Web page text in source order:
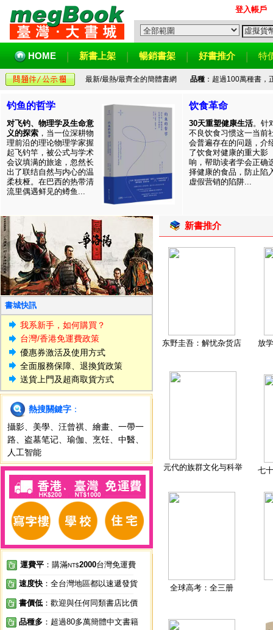
登入帳戶
HOME 新書上架 暢銷書架 好書推介 特
最新/最熱/最齊全的簡體書網 品種：超過100萬種書，
钓鱼的哲学
对飞钓、物理学及生命意
义的探索 ，当一位深耕物
理前沿的理论物理学家握
起飞钓竿，被公式与学术
会议填满的旅途，忽然长
出了联结自然与内心的温
柔枝桠。在巴西的热带清
流里偶遇鲜见的鳟鱼...
饮食革命
30天重塑健康生活。针
不良饮食习惯这一当前
会普遍存在的问题，介
了饮食对健康的重大影
响，帮助读者学会正确
择健康的食品，防止陷
虚假营销的陷阱...
書城快訊
我系新手，如何購買？
台灣/香港免運費政策
優惠券激活及使用方式
全面服務保障、退換貨政策
送貨上門及超商取貨方式
熱搜關鍵字 ：
攝影
美學 汪曾祺 繪畫
一帶一
路
盗墓笔记 瑜伽 烹饪 中醫
人工智能
運費平 ：購滿NT$2000台灣免運費
速度快 ：全台灣地區都以速遞發貨
書價低 ：歡迎與任何同類書店比價
品種多 ：超過80多萬簡體中文書籍
新書推介
东野圭吾：解忧杂货店 放
元代的族群文化与科举 七
全球高考：全三册